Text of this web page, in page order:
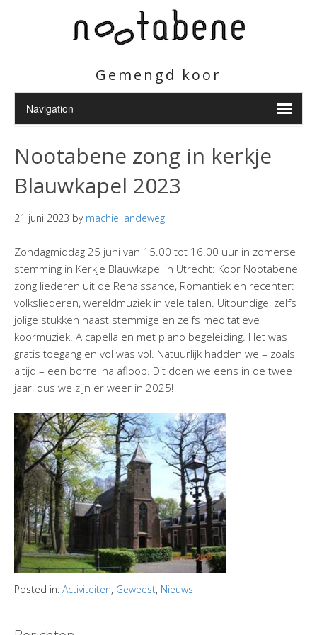
Gemengd koor
Nootabene zong in kerkje
Blauwkapel 2023
21 juni 2023 by machiel andeweg
Zondagmiddag 25 juni van 15.00 tot 16.00 uur in zomerse
stemming in Kerkje Blauwkapel in Utrecht: Koor Nootabene
zong liederen uit de Renaissance, Romantiek en recenter:
volksliederen, wereldmuziek in vele talen. Uitbundige, zelfs
jolige stukken naast stemmige en zelfs meditatieve
koormuziek. A capella en met piano begeleiding. Het was
gratis toegang en vol was vol. Natuurlijk hadden we – zoals
altijd – een borrel na afloop. Dit doen we eens in de twee
jaar, dus we zijn er weer in 2025!
Posted in: Activiteiten, Geweest, Nieuws